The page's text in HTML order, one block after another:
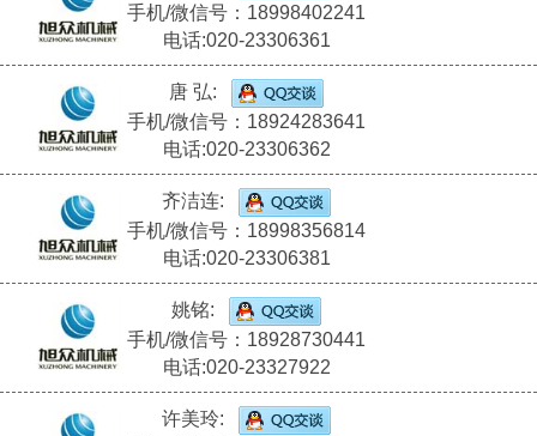
手机/微信号：18998402241
电话:020-23306361
唐 弘:
手机/微信号：18924283641
电话:020-23306362
齐洁连:
手机/微信号：18998356814
电话:020-23306381
姚铭:
手机/微信号：18928730441
电话:020-23327922
许美玲: